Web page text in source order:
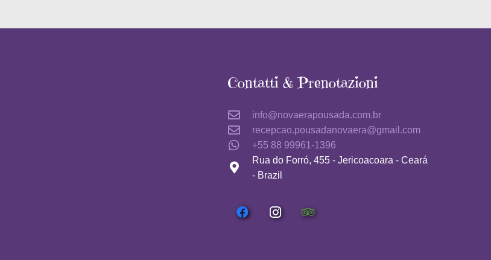
Contatti & Prenotazioni
info@novaerapousada.com.br
recepcao.pousadanovaera@gmail.com
+55 88 99961-1396
Rua do Forró, 455 - Jericoacoara - Ceará
- Brazil